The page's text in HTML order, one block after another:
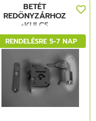
RENDELÉSRE 5-7 NAP
BETÉT
REDÖNYZÁRHOZ
+KULCS
NIKKELEZETT FÉM